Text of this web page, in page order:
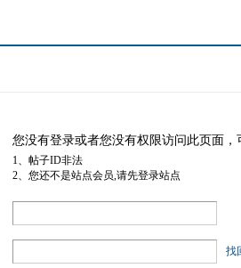
您没有登录或者您没有权限访问此页面
1、帖子ID非法
2、您还不是站点会员,请先登录站点
找